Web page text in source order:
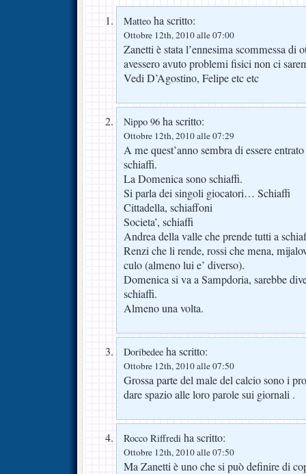
Matteo ha scritto:
Ottobre 12th, 2010 alle 07:00
Zanetti è stata l’ennesima scommessa di
avessero avuto problemi fisici non ci
Vedi D’Agostino, Felipe etc etc
Nippo 96 ha scritto:
Ottobre 12th, 2010 alle 07:29
A me quest’anno sembra di essere
schiaffi.
La Domenica sono schiaffi.
Si parla dei singoli giocatori… Schiaffi
Cittadella, schiaffoni
Societa’, schiaffi
Andrea della valle che prende tutti a
Renzi che li rende, rossi che mena,
culo (almeno lui e’ diverso).
Domenica si va a Sampdoria, sarebbe
schiaffi.
Almeno una volta.
Doribedee ha scritto:
Ottobre 12th, 2010 alle 07:50
Grossa parte del male del calcio sono i
dare spazio alle loro parole sui giornali .
Rocco Riffredi ha scritto:
Ottobre 12th, 2010 alle 07:50
Ma Zanetti è uno che si può definire di